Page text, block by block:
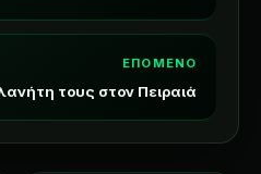
ΕΠΟΜΕΝΟ
τους στον Πειραιά